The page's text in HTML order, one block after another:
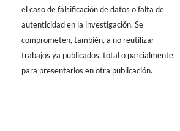
el caso de falsificación de datos o falta de
autenticidad en la investigación. Se
comprometen, también, a no reutilizar
trabajos ya publicados, total o parcialmente,
para presentarlos en otra publicación.